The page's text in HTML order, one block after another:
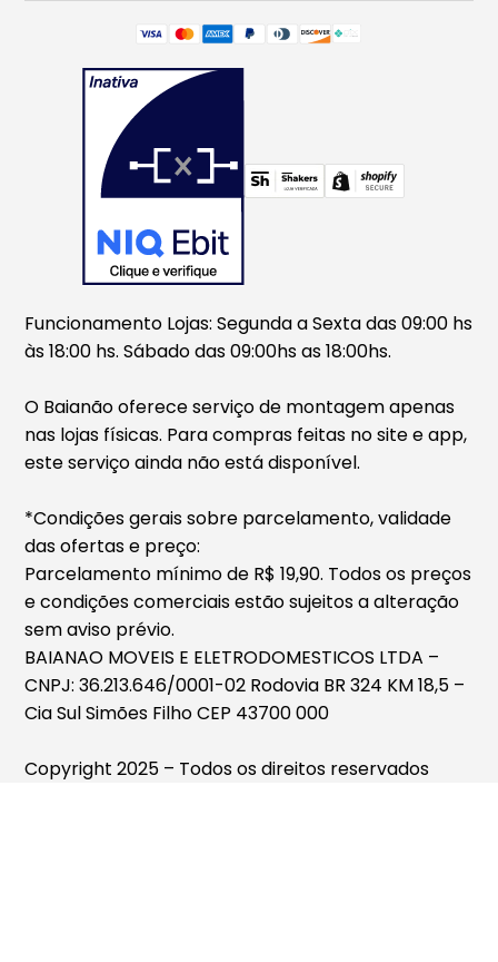
Funcionamento Lojas: Segunda a Sexta das 09:00 hs
às 18:00 hs. Sábado das 09:00hs as 18:00hs.
O Baianão oferece serviço de montagem apenas
nas lojas físicas. Para compras feitas no site e app,
este serviço ainda não está disponível.
*Condições gerais sobre parcelamento, validade
das ofertas e preço:
Parcelamento mínimo de R$ 19,90. Todos os preços
e condições comerciais estão sujeitos a alteração
sem aviso prévio.
BAIANAO MOVEIS E ELETRODOMESTICOS LTDA –
CNPJ: 36.213.646/0001-02 Rodovia BR 324 KM 18,5 –
Cia Sul Simões Filho CEP 43700 000
Copyright 2025 – Todos os direitos reservados